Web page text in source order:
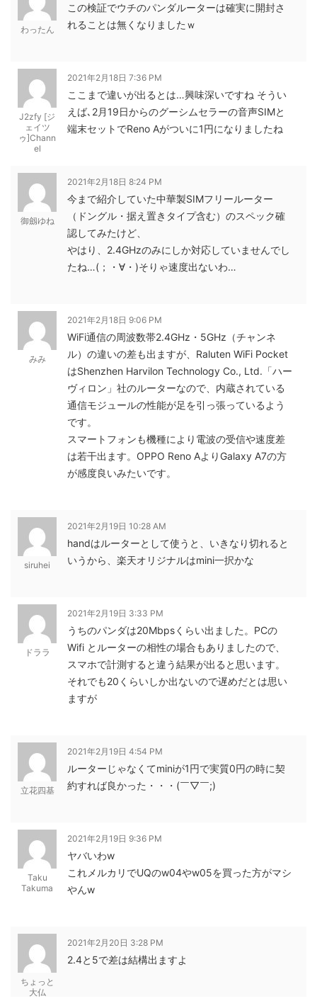
わったん
この検証でウチのパンダルーターは確実に開封さ
れることは無くなりましたｗ
J2zfy [ジ
ェイツ
ゥ]Chann
el
2021年2月18日 7:36 PM
ここまで違いが出るとは…興味深いですね そうい
えば､2月19日からのグーシムセラーの音声SIMと
端末セットでReno Aがついに1円になりましたね
御劔ゆね
2021年2月18日 8:24 PM
今まで紹介していた中華製SIMフリールーター
（ドングル・据え置きタイプ含む）のスペック確
認してみたけど、
やはり、2.4GHzのみにしか対応していませんでし
たね…(；・∀・)そりゃ速度出ないわ…
みみ
2021年2月18日 9:06 PM
WiFi通信の周波数帯2.4GHz・5GHz（チャンネ
ル）の違いの差も出ますが、Raluten WiFi Pocket
はShenzhen Harvilon Technology Co., Ltd.「ハー
ヴィロン」社のルーターなので、内蔵されている
通信モジュールの性能が足を引っ張っているよう
です。
スマートフォンも機種により電波の受信や速度差
は若干出ます。OPPO Reno AよりGalaxy A7の方
が感度良いみたいです。
siruhei
2021年2月19日 10:28 AM
handはルーターとして使うと、いきなり切れると
いうから、楽天オリジナルはmini一択かな
ドララ
2021年2月19日 3:33 PM
うちのパンダは20Mbpsくらい出ました。PCの
Wifi とルーターの相性の場合もありましたので、
スマホで計測すると違う結果が出ると思います。
それでも20くらいしか出ないので遅めだとは思い
ますが
立花四基
2021年2月19日 4:54 PM
ルーターじゃなくてminiが1円で実質0円の時に契
約すれば良かった・・・(￣▽￣;)
Taku
Takuma
2021年2月19日 9:36 PM
ヤバいわw
これメルカリでUQのw04やw05を買った方がマシ
やんw
ちょっと
大仏
2021年2月20日 3:28 PM
2.4と5で差は結構出ますよ